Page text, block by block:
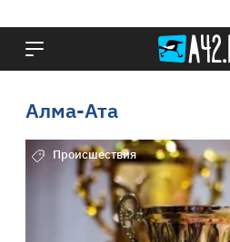
Алма-Ата
Происшествия